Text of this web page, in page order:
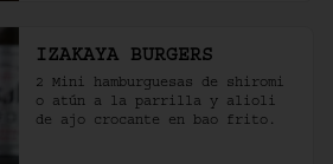
IZAKAYA BURGERS
2 Mini hamburguesas de shiromi
o atún a la parrilla y alioli
de ajo crocante en bao frito.